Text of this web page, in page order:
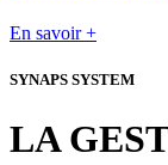
En savoir +
SYNAPS SYSTEM
LA